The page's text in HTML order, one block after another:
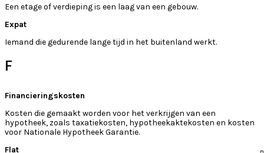
Een etage of verdieping is een laag van een gebouw.
Expat
Iemand die gedurende lange tijd in het buitenland werkt.
F
Financieringskosten
Kosten die gemaakt worden voor het verkrijgen van een
hypotheek, zoals taxatiekosten, hypotheekaktekosten en kosten
voor Nationale Hypotheek Garantie.
Flat